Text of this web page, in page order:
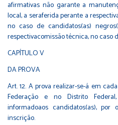
afirmativas não garante a
local, a seraferida perante a
no caso de candidatos(as)
respectivacomissão técnica, no
CAPÍTULO V
DA PROVA
Art. 12. A prova realizar-se-á em
Federação e no Distrito
informadoaos candidatos(as),
inscrição.